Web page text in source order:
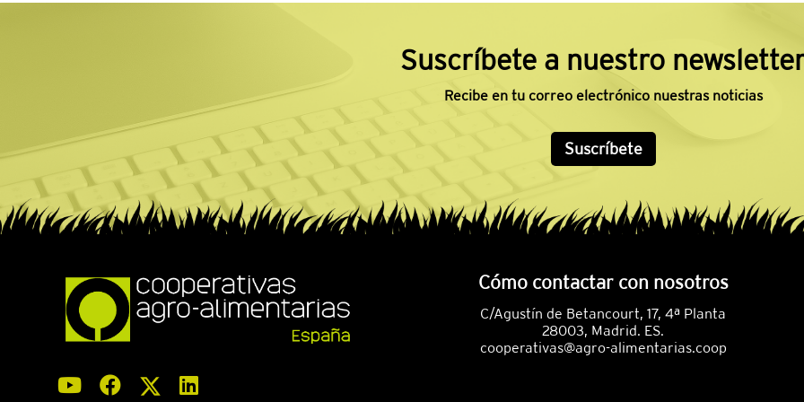
Suscríbete a nuestro
Recibe en tu correo electrónico nuestras noticias
Suscríbete
Cómo contactar con nosotros
C/Agustín de Betancourt, 17, 4ª Planta
28003, Madrid. ES.
cooperativas@agro-alimentarias.coop